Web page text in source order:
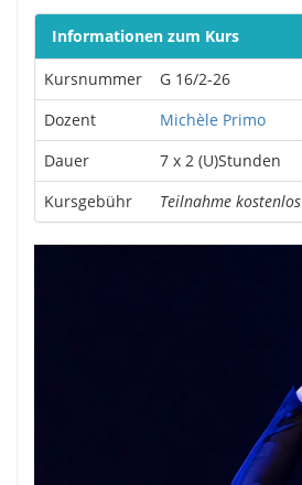
Informationen zum Kurs
Kursnummer
G 16/2-26
Dozent
Michèle Primo
Dauer
7 x 2 (U)Stunden
Kursgebühr
Teilnahme kostenlos